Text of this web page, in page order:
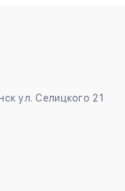
ул. Селицкого 21